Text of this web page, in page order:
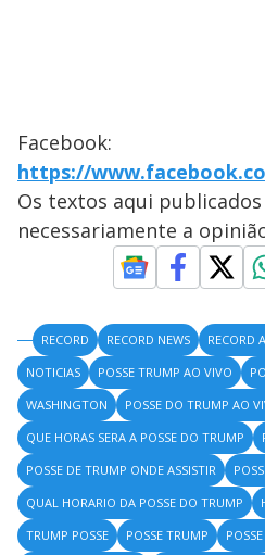
Facebook:
https://
Os textos aqui
necessariamente a
RECORD RECORD NEWS RECORD
NOTICIAS
POSSE TRUMP AO VIVO
WASHINGTON
POSSE DO TRUMP AO
QUE HORAS SERA A POSSE DO TRUMP
POSSE DE TRUMP ONDE ASSISTIR
QUAL HORARIO DA POSSE DO TRUMP
TRUMP POSSE
POSSE TRUMP